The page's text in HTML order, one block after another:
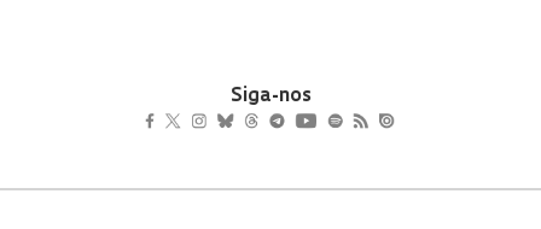
Siga-nos